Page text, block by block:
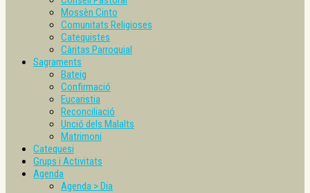
Mossèn Cinto
Comunitats Religioses
Catequistes
Càritas Parroquial
Sagraments
Bateig
Confirmació
Eucaristia
Reconciliació
Unció dels Malalts
Matrimoni
Catequesi
Grups i Activitats
Agenda
Agenda > Dia